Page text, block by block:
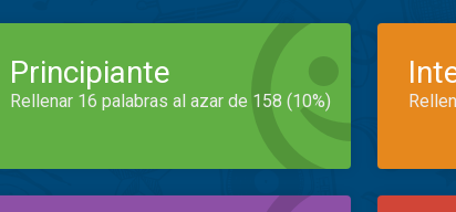
Principiante
Rellenar 16 palabras al azar de 158 (10%)